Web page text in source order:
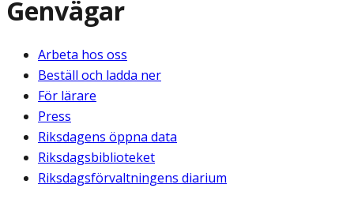
Genvägar
Arbeta hos oss
Beställ och ladda ner
För lärare
Press
Riksdagens öppna data
Riksdagsbiblioteket
Riksdagsförvaltningens diarium